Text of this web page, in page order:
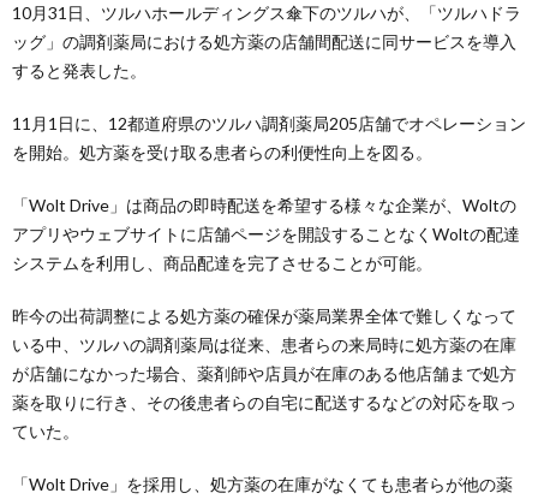
10月31日、ツルハホールディングス傘下のツルハが、「ツルハドラ
ッグ」の調剤薬局における処方薬の店舗間配送に同サービスを導入
すると発表した。
11月1日に、12都道府県のツルハ調剤薬局205店舗でオペレーション
を開始。処方薬を受け取る患者らの利便性向上を図る。
「Wolt Drive」は商品の即時配送を希望する様々な企業が、Woltの
アプリやウェブサイトに店舗ページを開設することなくWoltの配達
システムを利用し、商品配達を完了させることが可能。
昨今の出荷調整による処方薬の確保が薬局業界全体で難しくなって
いる中、ツルハの調剤薬局は従来、患者らの来局時に処方薬の在庫
が店舗になかった場合、薬剤師や店員が在庫のある他店舗まで処方
薬を取りに行き、その後患者らの自宅に配送するなどの対応を取っ
ていた。
「Wolt Drive」を採用し、処方薬の在庫がなくても患者らが他の薬